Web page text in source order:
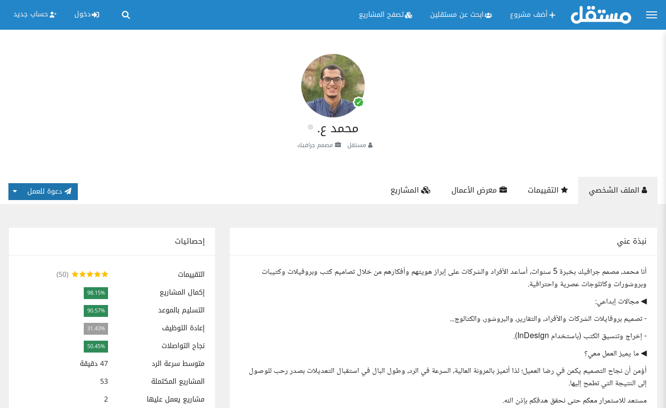
أضف مشروع ابحث عن مستقلين تصفح المشاريع دخول حساب جديد
محمد ع.
مستقل مصمم جرافيك
الملف الشخصي التقييمات معرض الأعمال المشاريع دعوة للعمل
نبذة عني
أنا محمد، مصمم جرافيك بخبرة 5 سنوات، أساعد الأفراد والشركات على إبراز هويتهم وأفكارهم من خلال تصاميم كتب وبروفيلات وكتيبات
وبروشورات وكاتلوجات عصرية واحترافية.
◀ مجالات إبداعي:
- تصميم بروفايلات الشركات والأفراد، والتقارير، والبروشور، والكتالوج...
- إخراج وتنسيق الكتب (باستخدام InDesign).
◀ ما يميز العمل معي؟
أؤمن أن نجاح التصميم يكمن في رضا العميل؛ لذا أتميز بالمرونة العالية، السرعة في الرد، وطول البال في استقبال التعديلات بصدر رحب للوصول
إلى النتيجة التي تطمح إليها.
مستعد للاستمرار معكم حتى نحقق هدفكم بإذن الله.
إحصائيات
التقييمات
(50)
إكمال المشاريع
98.15%
التسليم بالموعد 90.57%
إعادة التوظيف 31.43%
نجاح التواصلات 50.45%
متوسط سرعة الرد
47 دقيقة
المشاريع المكتملة
53
مشاريع يعمل عليها
2